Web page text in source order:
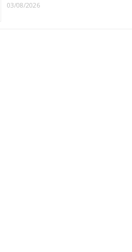
03/08/2026